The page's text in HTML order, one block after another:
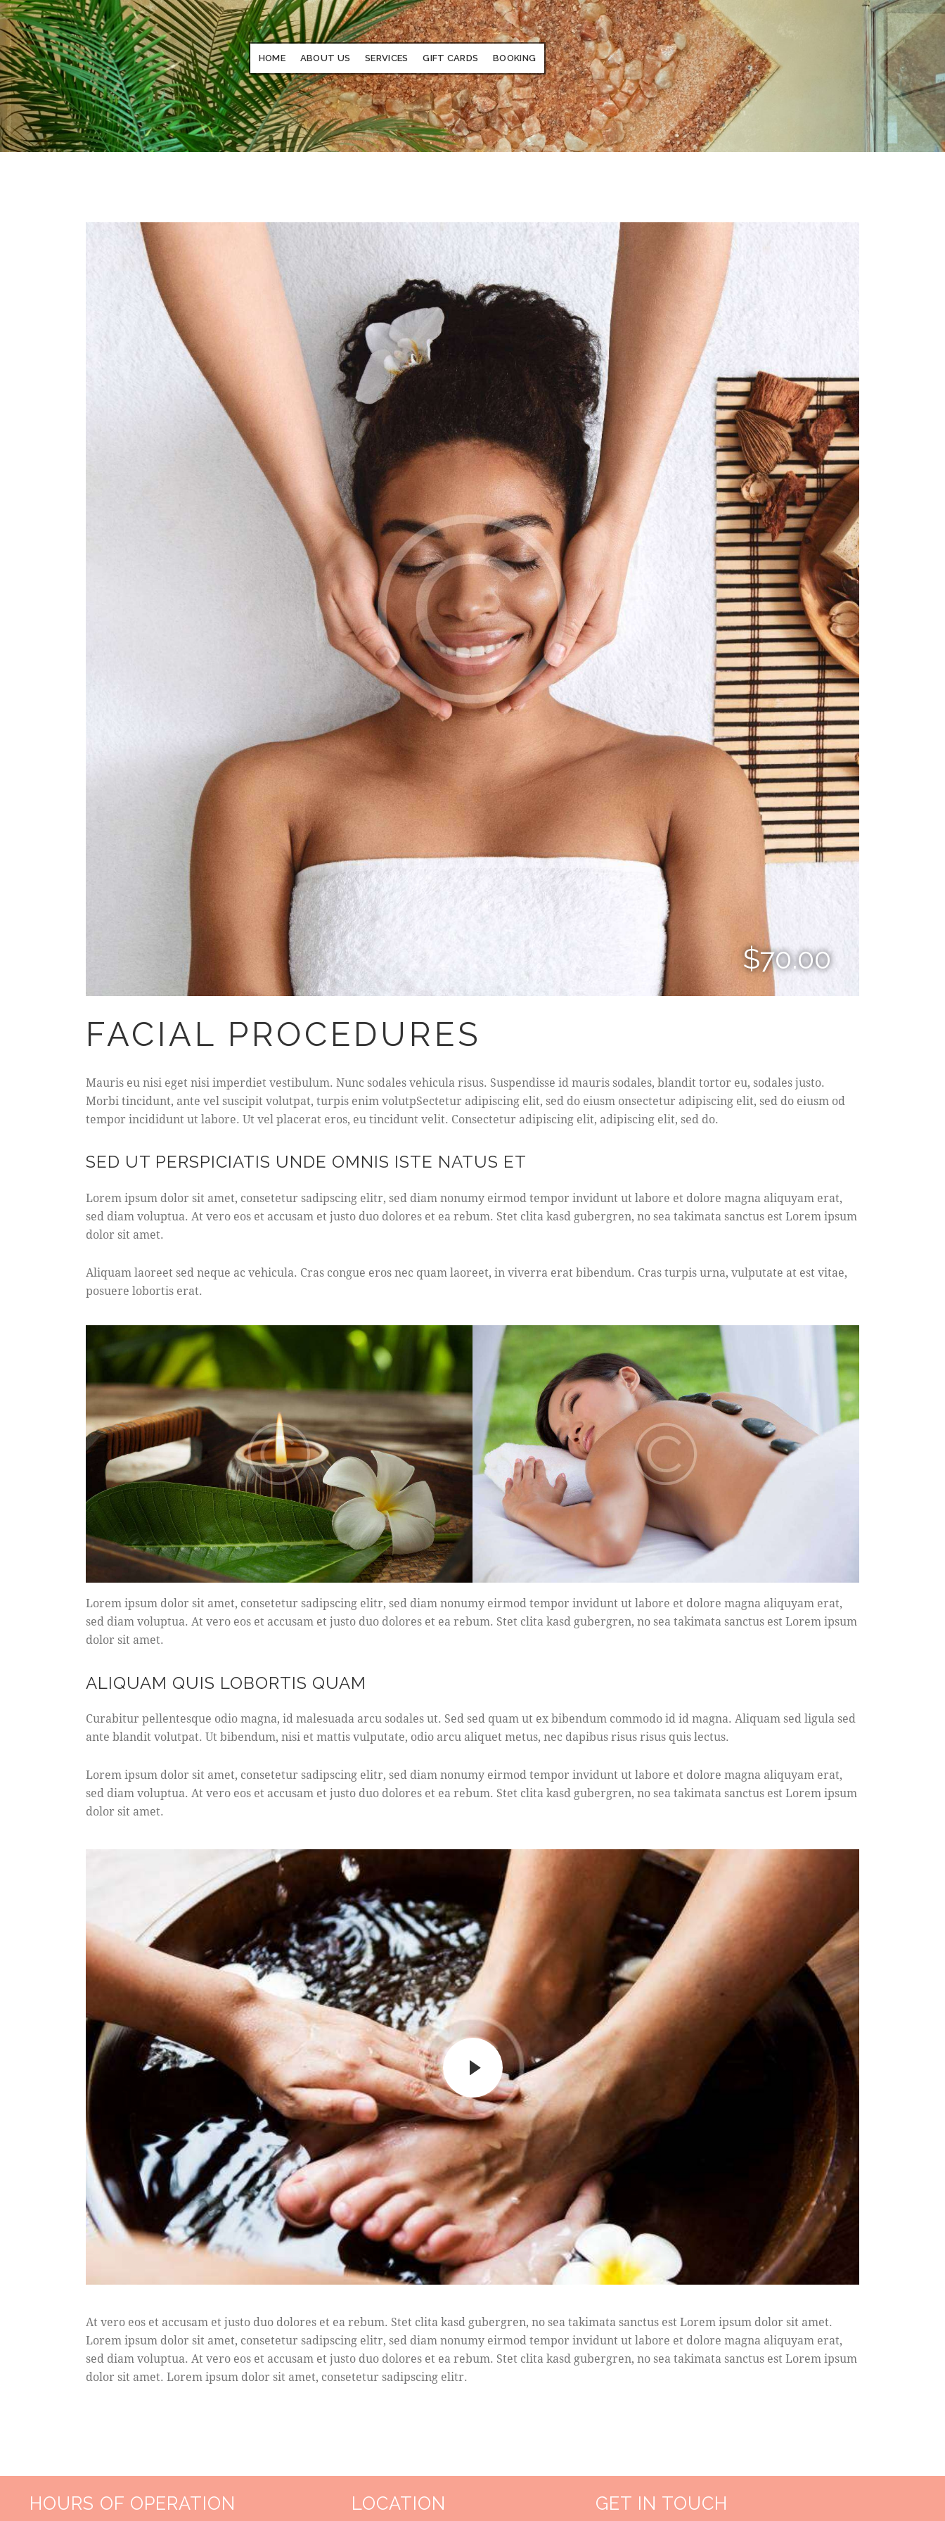
HOME ABOUT US SERVICES GIFT CARDS BOOKING
$70.00
FACIAL PROCEDURES
Mauris eu nisi eget nisi imperdiet vestibulum. Nunc sodales vehicula risus. Suspendisse id mauris sodales, blandit tortor eu, sodales justo.
Morbi tincidunt, ante vel suscipit volutpat, turpis enim volutpSectetur adipiscing elit, sed do eiusm onsectetur adipiscing elit, sed do eiusm od
tempor incididunt ut labore. Ut vel placerat eros, eu tincidunt velit. Consectetur adipiscing elit, adipiscing elit, sed do.
SED UT PERSPICIATIS UNDE OMNIS ISTE NATUS ET
Lorem ipsum dolor sit amet, consetetur sadipscing elitr, sed diam nonumy eirmod tempor invidunt ut labore et dolore magna aliquyam erat,
sed diam voluptua. At vero eos et accusam et justo duo dolores et ea rebum. Stet clita kasd gubergren, no sea takimata sanctus est Lorem ipsum
dolor sit amet.
Aliquam laoreet sed neque ac vehicula. Cras congue eros nec quam laoreet, in viverra erat bibendum. Cras turpis urna, vulputate at est vitae,
posuere lobortis erat.
Lorem ipsum dolor sit amet, consetetur sadipscing elitr, sed diam nonumy eirmod tempor invidunt ut labore et dolore magna aliquyam erat,
sed diam voluptua. At vero eos et accusam et justo duo dolores et ea rebum. Stet clita kasd gubergren, no sea takimata sanctus est Lorem ipsum
dolor sit amet.
ALIQUAM QUIS LOBORTIS QUAM
Curabitur pellentesque odio magna, id malesuada arcu sodales ut. Sed sed quam ut ex bibendum commodo id id magna. Aliquam sed ligula sed
ante blandit volutpat. Ut bibendum, nisi et mattis vulputate, odio arcu aliquet metus, nec dapibus risus risus quis lectus.
Lorem ipsum dolor sit amet, consetetur sadipscing elitr, sed diam nonumy eirmod tempor invidunt ut labore et dolore magna aliquyam erat,
sed diam voluptua. At vero eos et accusam et justo duo dolores et ea rebum. Stet clita kasd gubergren, no sea takimata sanctus est Lorem ipsum
dolor sit amet.
At vero eos et accusam et justo duo dolores et ea rebum. Stet clita kasd gubergren, no sea takimata sanctus est Lorem ipsum dolor sit amet.
Lorem ipsum dolor sit amet, consetetur sadipscing elitr, sed diam nonumy eirmod tempor invidunt ut labore et dolore magna aliquyam erat,
sed diam voluptua. At vero eos et accusam et justo duo dolores et ea rebum. Stet clita kasd gubergren, no sea takimata sanctus est Lorem ipsum
dolor sit amet. Lorem ipsum dolor sit amet, consetetur sadipscing elitr.
HOURS OF OPERATION LOCATION GET IN TOUCH